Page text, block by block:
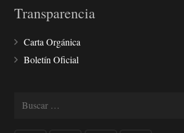
Transparencia
Carta Orgánica
Boletín Oficial
Buscar: